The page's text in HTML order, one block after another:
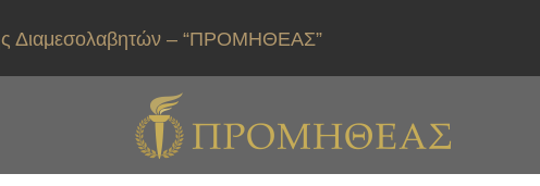
Διαμεσολαβητών – “ΠΡΟΜΗΘΕΑΣ”